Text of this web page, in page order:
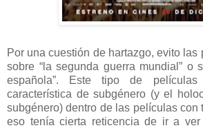
Por una cuestión de hartazgo, evito las
sobre “la segunda guerra mundial” o
española”. Este tipo de
característica de subgénero (y el
subgénero) dentro de las películas con
eso tenía cierta reticencia de ir a